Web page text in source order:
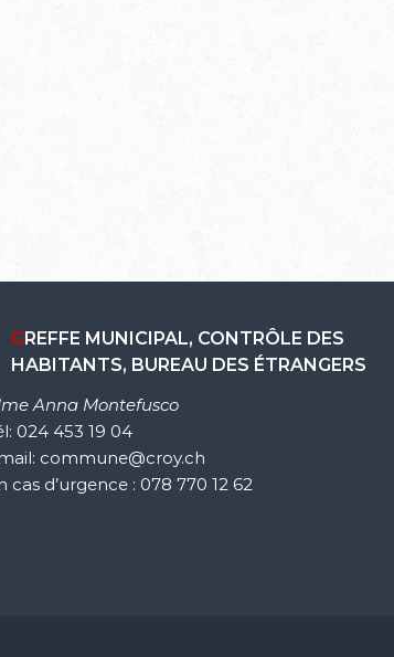
GREFFE MUNICIPAL, CONTRÔLE DES
HABITANTS, BUREAU DES ÉTRANGERS
Anna Montefusco
024 453 19 04
commune@croy.ch
cas d’urgence : 078 770 12 62